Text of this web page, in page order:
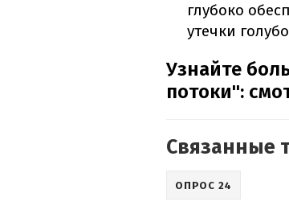
глубоко
утечки
Узнайте
потоки":
Связанные
ОПРОС 24